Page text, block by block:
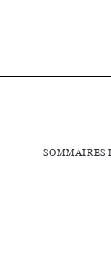
